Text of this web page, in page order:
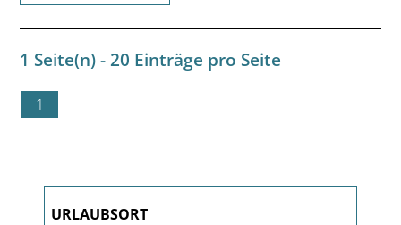
1 Seite(n) - 20 Einträge pro Seite
1
URLAUBSORT